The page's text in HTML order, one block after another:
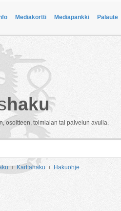
Mediakortti Mediapankki Palaute
haku
osoitteen, toimialan tai palvelun avulla.
Karttahaku Hakuohje